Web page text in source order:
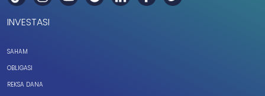
INVESTASI
SAHAM
OBLIGASI
REKSA DANA